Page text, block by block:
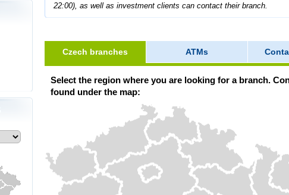
22:00), as well as investment clients can contact their branch.
Czech branches ATMs
Select the region where you are looking for a branch.
found under the map: